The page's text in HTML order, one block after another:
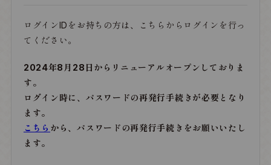
ログインIDをお持ちの方は、こちらからログインを行っ
てください。
2024年8月28日からリニューアルオープンしておりま
す。
ログイン時に、パスワードの再発行手続きが必要となり
ます。
こちら から、パスワードの再発行手続きをお願いいたし
ます。